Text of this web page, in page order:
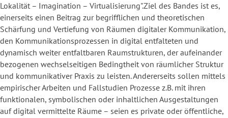
Lokalität – Imagination – Virtualisierung".Ziel des Bandes ist es,
einerseits einen Beitrag zur begrifflichen und theoretischen
Schärfung und Vertiefung von Räumen digitaler Kommunikation,
den Kommunikationsprozessen in digital entfalteten und
dynamisch weiter entfaltbaren Raumstrukturen, der aufeinander
bezogenen wechselseitigen Bedingtheit von räumlicher Struktur
und kommunikativer Praxis zu leisten. Andererseits sollen mittels
empirischer Arbeiten und Fallstudien Prozesse z.B. mit ihren
funktionalen, symbolischen oder inhaltlichen Ausgestaltungen
auf digital vermittelte Räume – seien es private oder öffentliche,